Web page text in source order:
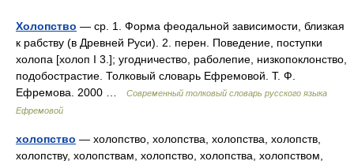
Холопство — ср. 1. Форма феодальной зависимости, близкая
к рабству (в Древней Руси). 2. перен. Поведение, поступки
холопа [холоп I 3.]; угодничество, раболепие, низкопоклонство,
подобострастие. Толковый словарь Ефремовой. Т. Ф.
Ефремова. 2000 …
Современный толковый словарь русского языка
Ефремовой
холопство — холопство, холопства, холопства, холопств,
холопству, холопствам, холопство, холопства, холопством,